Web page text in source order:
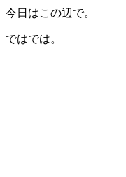
今日はこの辺で。
ではでは。